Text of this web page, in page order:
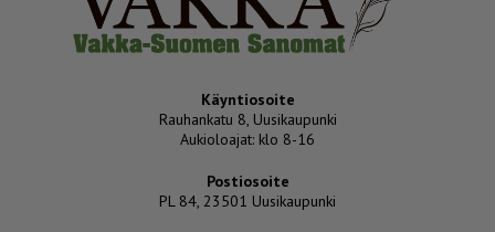
Käyntiosoite
Rauhankatu 8, Uusikaupunki
Aukioloajat: klo 8-16
Postiosoite
PL 84, 23501 Uusikaupunki